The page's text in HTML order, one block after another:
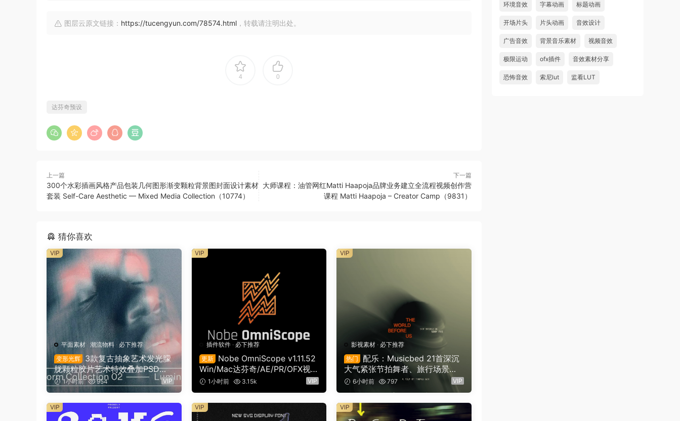
图层云原文链接： https://tucengyun.com/78574.html ，转载请注明出处。
4 0
达芬奇预设
上一篇
300个水彩插画风格产品包装几何图形渐变颗粒背景图封面设计素材
套装 Self-Care Aesthetic — Mixed Media Collection（10774）
下一篇
大师课程：油管网红Matti Haapoja品牌业务建立全流程视频创作营
课程 Matti Haapoja – Creator Camp（9831）
猜你喜欢
平面素材· 潮流物料 · 必下推荐
变形光辉
3款复古抽象艺术发光朦
胧颗粒胶片艺术特效叠加PSD特
效样机组合 Orbyt Studio – Tran
sform Collection 02 – Luminou
1小时前 954 VIP
VIP
插件软件· 必下推荐
更新
Nobe OmniScope v1.11.52
Win/Mac达芬奇/AE/PR/OFX视频
调色万能示波器插件（9753）
1小时前 3.15k VIP
VIP
影视素材 · 必下推荐
热门
配乐：Musicbed 21首深沉
大气紧张节拍舞者、旅行场景商
业电影广告宣传配乐BGM视频背
6小时前 797 VIP
VIP
VIP VIP VIP
环境音效 字幕动画 标题动画
开场片头 片头动画 音效设计
广告音效 背景音乐素材 视频音效
极限运动 ofx插件 音效素材分享
恐怖音效 索尼lut 监看LUT